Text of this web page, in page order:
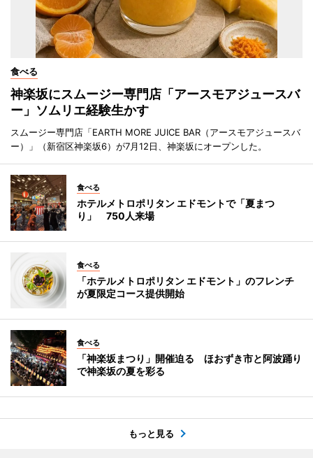
食べる
神楽坂にスムージー専門店「アースモアジュースバ
ー」ソムリエ経験生かす
スムージー専門店「EARTH MORE JUICE BAR（アースモアジュースバ
ー）」（新宿区神楽坂6）が7月12日、神楽坂にオープンした。
食べる
ホテルメトロポリタン エドモントで「夏まつ
り」 750人来場
食べる
「ホテルメトロポリタン エドモント」のフレンチ
が夏限定コース提供開始
食べる
「神楽坂まつり」開催迫る ほおずき市と阿波踊り
で神楽坂の夏を彩る
もっと見る